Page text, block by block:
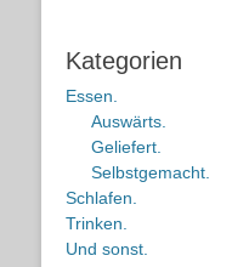
Kategorien
Essen.
Auswärts.
Geliefert.
Selbstgemacht.
Schlafen.
Trinken.
Und sonst.